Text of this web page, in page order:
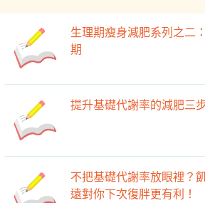
生理期瘦身減肥系列之二
期
提升基礎代謝率的減肥三
不把基礎代謝率放眼裡？
遠對你下次復胖更有利！